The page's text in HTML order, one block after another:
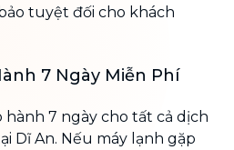
tuyệt đối cho khách
7 Ngày Miễn Phí
hành 7 ngày cho tất cả dịch
Dĩ An. Nếu máy lạnh gặp